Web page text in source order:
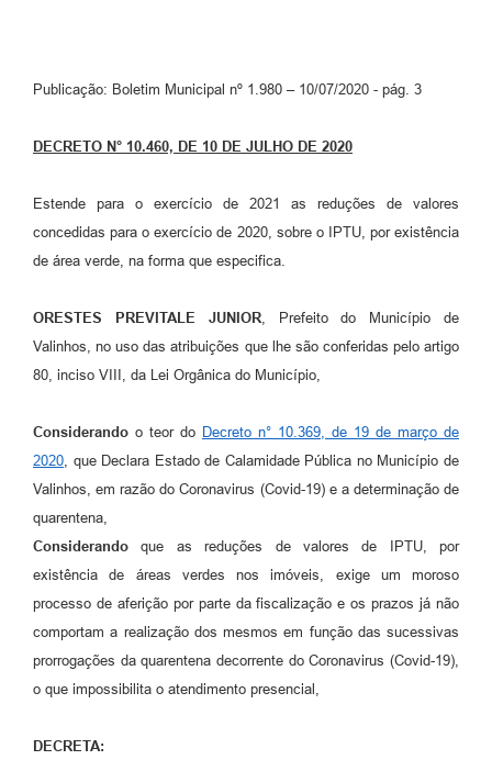
Carta de Serviços
Galeria de Vídeos
Conselhos Municipais
Contas Públicas
Editais
Links
Serviços Online
Telefones Úteis
A Prefeitura
Enquete
Jornal
Agenda
Publicação: Boletim Municipal nº 1.980 – 10/07/2020 - pág. 3
DECRETO N° 10.460, DE 10 DE JULHO DE 2020
Estende para o exercício de 2021 as reduções de valores
concedidas para o exercício de 2020, sobre o IPTU, por existência
de área verde, na forma que especifica.
ORESTES PREVITALE JUNIOR, Prefeito do Município de
Valinhos, no uso das atribuições que lhe são conferidas pelo artigo
80, inciso VIII, da Lei Orgânica do Município,
Considerando o teor do Decreto n° 10.369, de 19 de março de
2020 , que Declara Estado de Calamidade Pública no Município de
Valinhos, em razão do Coronavirus (Covid-19) e a determinação de
quarentena,
Considerando que as reduções de valores de IPTU, por
existência de áreas verdes nos imóveis, exige um moroso
processo de aferição por parte da fiscalização e os prazos já não
comportam a realização dos mesmos em função das sucessivas
prorrogações da quarentena decorrente do Coronavirus (Covid-19),
o que impossibilita o atendimento presencial,
DECRETA: